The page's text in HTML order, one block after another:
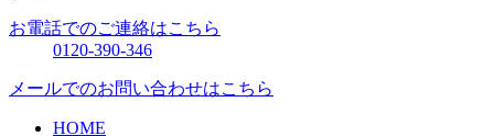
お電話でのご連絡はこちら
0120-390-346
メールでのお問い合わせはこちら
HOME